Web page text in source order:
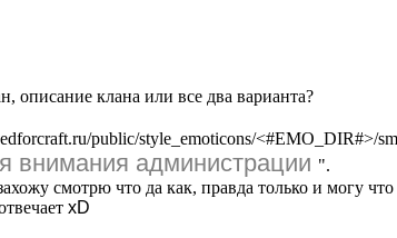
описание клана или все два варианта?
public/style_emoticons/<#EMO_DIR#>/
внимания администрации ".
смотрю что да как, правда только и могу что
xD